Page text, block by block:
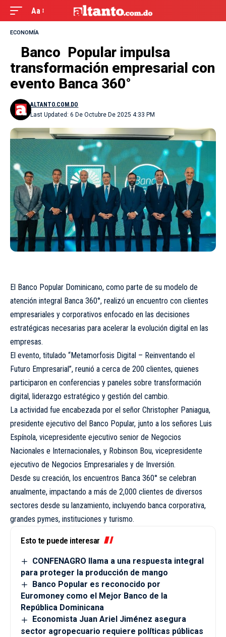
Aa
ECONOMÍA
Banco Popular impulsa
transformación empresarial con
evento Banca 360°
Last Updated: 6 De Octubre De 2025 4:33 PM
ALTANTO.COM.DO
El Banco Popular Dominicano, como parte de su modelo de
atención integral Banca 360°, realizó un encuentro con clientes
empresariales y corporativos enfocado en las decisiones
estratégicas necesarias para acelerar la evolución digital en las
empresas.
El evento, titulado “Metamorfosis Digital – Reinventando el
Futuro Empresarial”, reunió a cerca de 200 clientes, quienes
participaron en conferencias y paneles sobre transformación
digital, liderazgo estratégico y gestión del cambio.
La actividad fue encabezada por el señor Christopher Paniagua,
presidente ejecutivo del Banco Popular, junto a los señores Luis
Espínola, vicepresidente ejecutivo senior de Negocios
Nacionales e Internacionales, y Robinson Bou, vicepresidente
ejecutivo de Negocios Empresariales y de Inversión.
Desde su creación, los encuentros Banca 360° se celebran
anualmente, impactando a más de 2,000 clientes de diversos
sectores desde su lanzamiento, incluyendo banca corporativa,
grandes pymes, instituciones y turismo.
Esto te puede interesar
CONFENAGRO llama a una respuesta integral
para proteger la producción de mango
Banco Popular es reconocido por
Euromoney como el Mejor Banco de la
República Dominicana
Economista Juan Ariel Jiménez asegura
sector agropecuario requiere políticas públicas